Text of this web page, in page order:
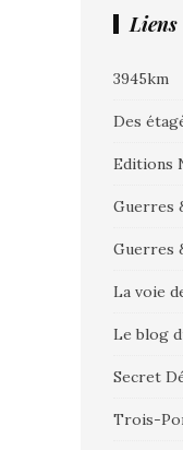
Liens
3945km
Des
Editions
Guerres
Guerres
La voie
Le blog
Secret
Trois-